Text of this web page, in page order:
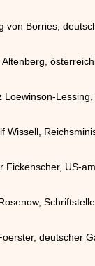
von Borries,
Altenberg,
Loewinson-
Wissell,
Fickenscher, US-
deutscher